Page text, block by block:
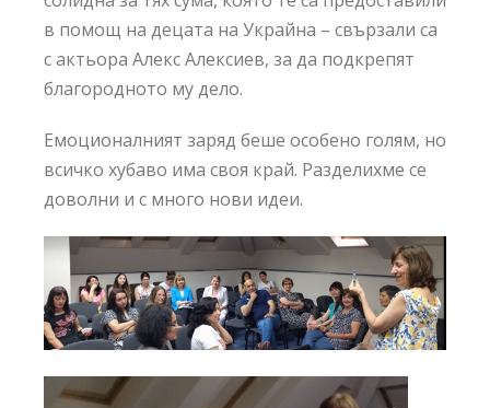
в помощ на децата на Украйна – свързали са
с актьора Алекс Алексиев, за да подкрепят
благородното му дело.
Емоционалният заряд беше особено голям, но
всичко хубаво има своя край. Разделихме се
доволни и с много нови идеи.